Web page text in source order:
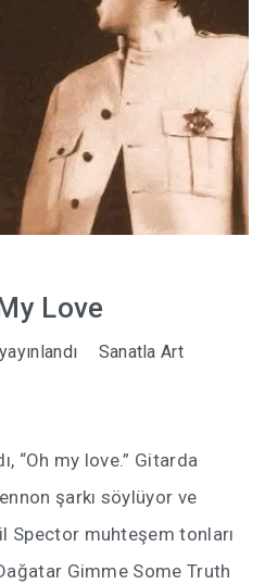
Love
Sanatla Art
“Oh my love.” Gitarda
şarkı söylüyor ve
Spector muhteşem tonları
Gimme Some Truth